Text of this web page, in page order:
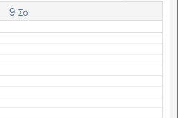
9 Σα